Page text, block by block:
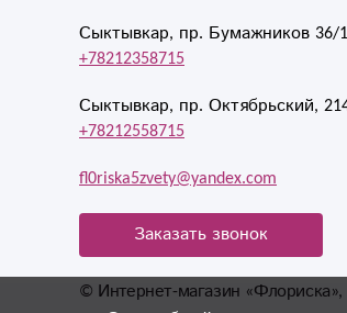
Сыктывкар, пр. Бумажников 36/1
+78212358715
Сыктывкар, пр. Октябрьский,
+78212558715
fl0riska5zvety@yandex.com
Заказать звонок
© Интернет-магазин